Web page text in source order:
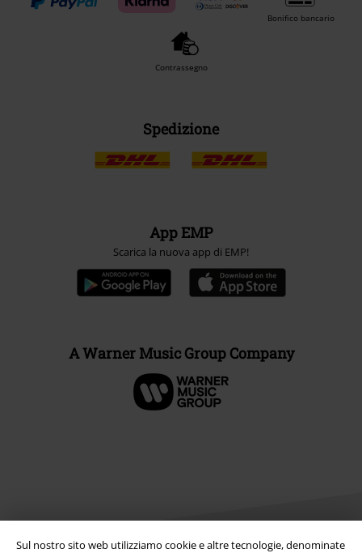
Sul nostro sito web utilizziamo cookie e altre tecnologie, denominate
Bonifico bancario
Contrassegno
Spedizione
App EMP
Scarica la nuova app di EMP!
A Warner Music Group Company